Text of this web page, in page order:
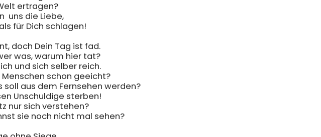
doch Dein Tag ist fad.
was, warum hier tat?
und sich selber reich.
schon geeicht?
soll aus dem Fernsehen werden?
Unschuldige sterben!
nur sich verstehen?
sie noch nicht mal sehen?